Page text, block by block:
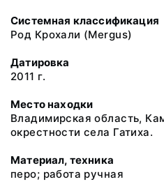
Системная классификация
Род Крохали (Mergus)
Датировка
2011 г.
Место находки
Владимирская область,
окрестности села Гатиха.
Материал, техника
перо; работа ручная